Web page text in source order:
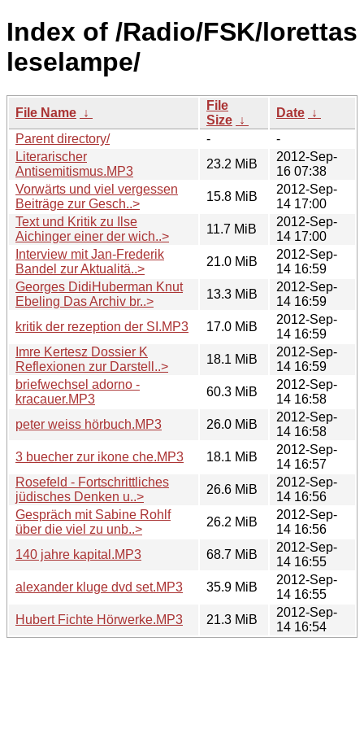
Index of /Radio/FSK/lorettas
leselampe/
File Name ↓
File
Size ↓
Date ↓
Parent directory/
-
-
Literarischer
Antisemitismus.MP3
23.2 MiB
2012-Sep-
16 07:38
Vorwärts und viel vergessen
Beiträge zur Gesch..>
15.8 MiB
2012-Sep-
14 17:00
Text und Kritik zu Ilse
Aichinger einer der wich..>
11.7 MiB
2012-Sep-
14 17:00
Interview mit Jan-Frederik
Bandel zur Aktualitä..>
21.0 MiB
2012-Sep-
14 16:59
Georges DidiHuberman Knut
Ebeling Das Archiv br..>
13.3 MiB
2012-Sep-
14 16:59
kritik der rezeption der SI.MP3
17.0 MiB
2012-Sep-
14 16:59
Imre Kertesz Dossier K
Reflexionen zur Darstell..>
18.1 MiB
2012-Sep-
14 16:59
briefwechsel adorno -
kracauer.MP3
60.3 MiB
2012-Sep-
14 16:58
peter weiss hörbuch.MP3
26.0 MiB
2012-Sep-
14 16:58
3 buecher zur ikone che.MP3
18.1 MiB
2012-Sep-
14 16:57
Rosefeld - Fortschrittliches
jüdisches Denken u..>
26.6 MiB
2012-Sep-
14 16:56
Gespräch mit Sabine Rohlf
über die viel zu unb..>
26.2 MiB
2012-Sep-
14 16:56
140 jahre kapital.MP3
68.7 MiB
2012-Sep-
14 16:55
alexander kluge dvd set.MP3
35.9 MiB
2012-Sep-
14 16:55
Hubert Fichte Hörwerke.MP3
21.3 MiB
2012-Sep-
14 16:54